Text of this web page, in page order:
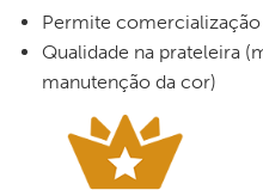
Permite comercialização
Qualidade na prateleira
manutenção da cor)